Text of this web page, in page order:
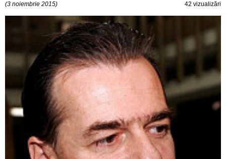
(3 noiembrie 2015) 42 vizualizări